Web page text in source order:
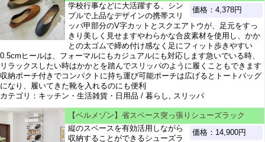
価格：4,378円
学校行事などに大活躍する、シン
プルで上品なデザインの携帯スリ
ッパ甲部分のV字カットとスクエアトウが、足元をすっ
きり美しく見せますやわらかな合皮素材を使用し、かか
との太ゴムで締め付け感なく足にフィット歩きやすい
0.5cmヒールは、フォーマルにもカジュアルにも対応します急いでいる時、
リラックスしたい時はかかとを踏んでスリッパのように履くこともできます
収納ポーチ付きでコンパクトに持ち運び可能ポーチは広げるとトートバッグ
になり、履いてきた靴を入れるのにも便利
カテゴリ：キッチン・生活雑貨・日用品 / 暮らし, スリッパ
【ベルメゾン】省スペース突っ張りシューズラック
価格：14,900円
縦のスペースを有効活用しながら
収納することができるシューズラ